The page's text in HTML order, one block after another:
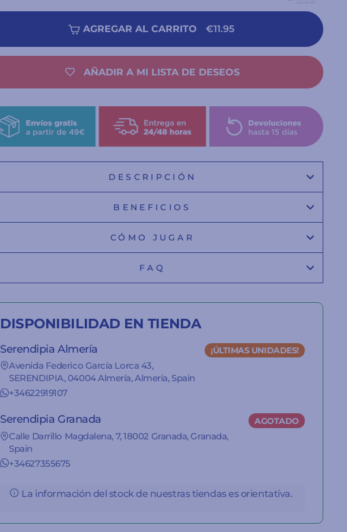
AGREGAR AL CARRITO €11.95
AÑADIR A MI LISTA DE DESEOS
DESCRIPCIÓN
BENEFICIOS
CÓMO JUGAR
FAQ
DISPONIBILIDAD EN TIENDA
Serendipia Almería
Avenida Federico García Lorca 43,
SERENDIPIA, 04004 Almería, Almería, Spain
+34622919107
¡ÚLTIMAS UNIDADES!
Serendipia Granada
Calle Darrillo Magdalena, 7, 18002 Granada, Granada,
Spain
+34627355675
AGOTADO
La información del stock de nuestras tiendas es orientativa.